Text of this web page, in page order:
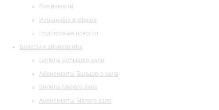
Все новости
Изменения в афише
Подписка на новости
Билеты и абонементы
Билеты Большого зала
Абонементы Большого зала
Билеты Малого зала
Абонементы Малого зала